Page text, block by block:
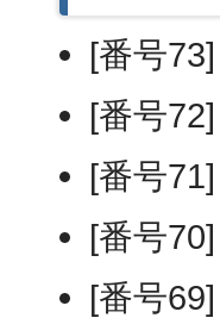
[番号73]
[番号72]
[番号71]
[番号70]
[番号69]